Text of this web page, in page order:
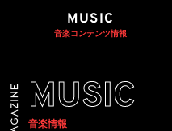
MUSIC
音楽コンテンツ情報
MUSIC
音楽情報